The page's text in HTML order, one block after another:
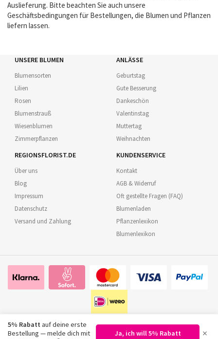
Auslieferung. Bitte beachten Sie auch unsere
Geschäftsbedingungen für Bestellungen, die Blumen und Pflanzen
liefern lassen.
UNSERE BLUMEN
Blumensorten
Lilien
Rosen
Blumenstrauß
Wiesenblumen
Zimmerpflanzen
ANLÄSSE
Geburtstag
Gute Besserung
Dankeschön
Valentinstag
Muttertag
Weihnachten
REGIONSFLORIST.DE
Über uns
Blog
Impressum
Datenschutz
Versand und Zahlung
KUNDENSERVICE
Kontakt
AGB & Widerruf
Oft gestellte Fragen (FAQ)
Blumenladen
Pflanzenlexikon
Blumenlexikon
5% Rabatt auf deine erste
Bestellung — melde dich mit
Ja, ich will 5% Rabatt ×